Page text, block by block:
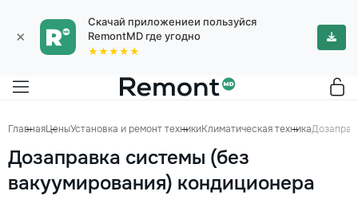
×
Скачай приложениеи пользуйся
RemontMD где угодно
★★★★★
ГлавнаяЦеныУстановка и ремонт техникиКлиматическая техника
Дозаправка системы (без
вакуумирования) кондиционера